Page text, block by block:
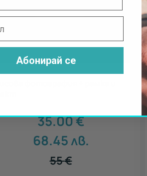
35.00€
68.45лв.
55€
Абонирай се